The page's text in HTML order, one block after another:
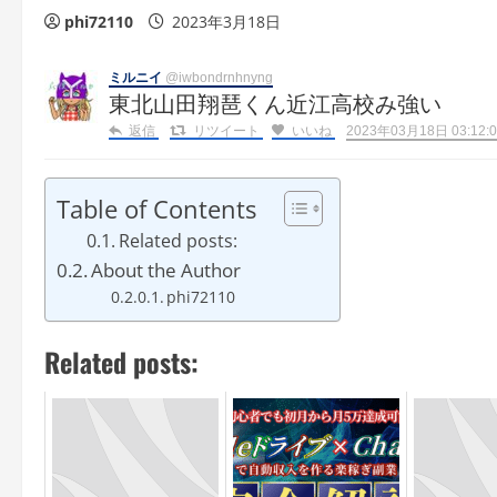
phi72110 2023年3月18日
ミルニイ @iwbondrnhnyng
東北山田翔琶くん近江高校み強い
返信 リツイート いいね 2023年03月18日
Table of Contents
Related posts:
About the Author
phi72110
Related posts: